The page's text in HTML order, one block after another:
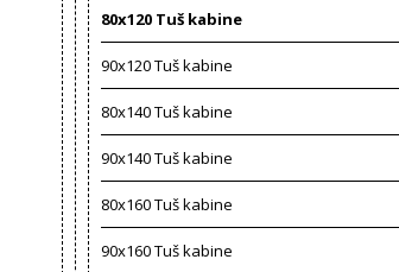
80x120 Tuš kabine
90x120 Tuš kabine
80x140 Tuš kabine
90x140 Tuš kabine
80x160 Tuš kabine
90x160 Tuš kabine